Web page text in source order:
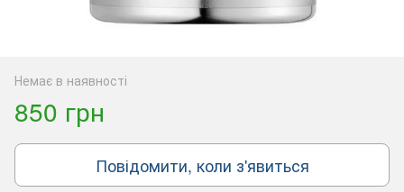
Немає в наявності
850 грн
Повідомити, коли з'явиться